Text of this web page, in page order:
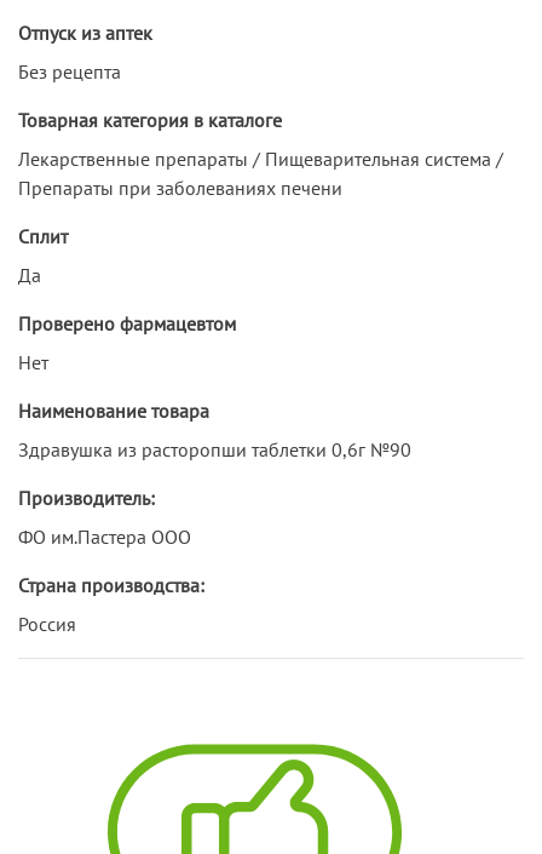
Отпуск из аптек
Без рецепта
Товарная категория в каталоге
Лекарственные препараты / Пищеварительная система /
Препараты при заболеваниях печени
Сплит
Да
Проверено фармацевтом
Нет
Наименование товара
Здравушка из расторопши таблетки 0,6г №90
Производитель:
ФО им.Пастера ООО
Страна производства:
Россия